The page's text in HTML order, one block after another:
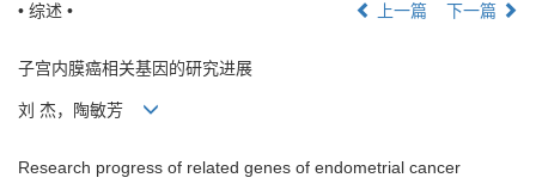
• 综述 • 上一篇 下一篇
子宫内膜癌相关基因的研究进展
刘 杰，陶敏芳
Research progress of related genes of endometrial cancer